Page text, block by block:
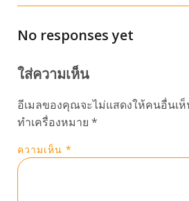
No responses yet
ใส่ความเห็น
อีเมลของคุณจะไม่แสดงให้คนอื่นเ
ทำเครื่องหมาย *
ความเห็น *